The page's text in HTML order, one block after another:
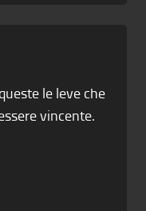
le leve che
vincente.